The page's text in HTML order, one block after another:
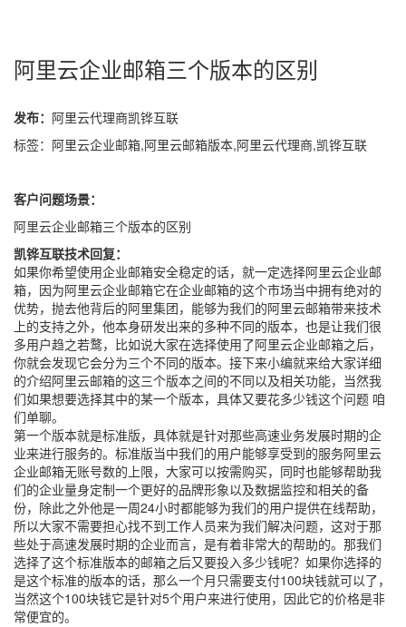
阿里云企业邮箱三个版本的区别
发布： 阿里云代理商凯铧互联
标签：阿里云企业邮箱,阿里云邮箱版本,阿里云代理商,凯铧互联
客户问题场景：
阿里云企业邮箱三个版本的区别
凯铧互联技术回复：
如果你希望使用企业邮箱安全稳定的话，就一定选择阿里云企业邮
箱，因为阿里云企业邮箱它在企业邮箱的这个市场当中拥有绝对的
优势，抛去他背后的阿里集团，能够为我们的阿里云邮箱带来技术
上的支持之外，他本身研发出来的多种不同的版本，也是让我们很
多用户趋之若鹜，比如说大家在选择使用了阿里云企业邮箱之后，
你就会发现它会分为三个不同的版本。接下来小编就来给大家详细
的介绍阿里云邮箱的这三个版本之间的不同以及相关功能，当然我
们如果想要选择其中的某一个版本，具体又要花多少钱这个问题 咱
们单聊。
第一个版本就是标准版，具体就是针对那些高速业务发展时期的企
业来进行服务的。标准版当中我们的用户能够享受到的服务阿里云
企业邮箱无账号数的上限，大家可以按需购买，同时也能够帮助我
们的企业量身定制一个更好的品牌形象以及数据监控和相关的备
份，除此之外他是一周24小时都能够为我们的用户提供在线帮助，
所以大家不需要担心找不到工作人员来为我们解决问题，这对于那
些处于高速发展时期的企业而言，是有着非常大的帮助的。那我们
选择了这个标准版本的邮箱之后又要投入多少钱呢？如果你选择的
是这个标准的版本的话，那么一个月只需要支付100块钱就可以了，
当然这个100块钱它是针对5个用户来进行使用，因此它的价格是非
常便宜的。